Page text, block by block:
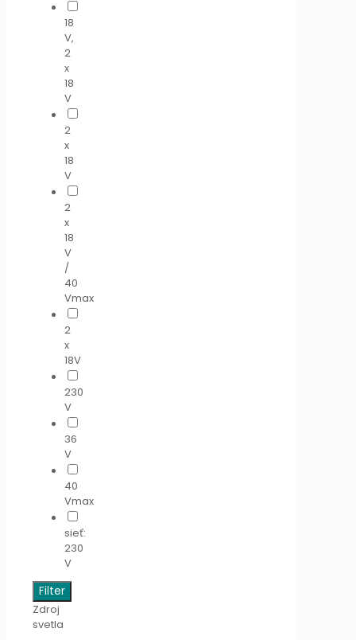
18
V,
2
x
18
V
2
x
18
V
2
x
18
V
/
40
Vmax
2
x
18V
230
V
36
V
40
Vmax
sieť:
230
V
Filter
Zdroj
svetla